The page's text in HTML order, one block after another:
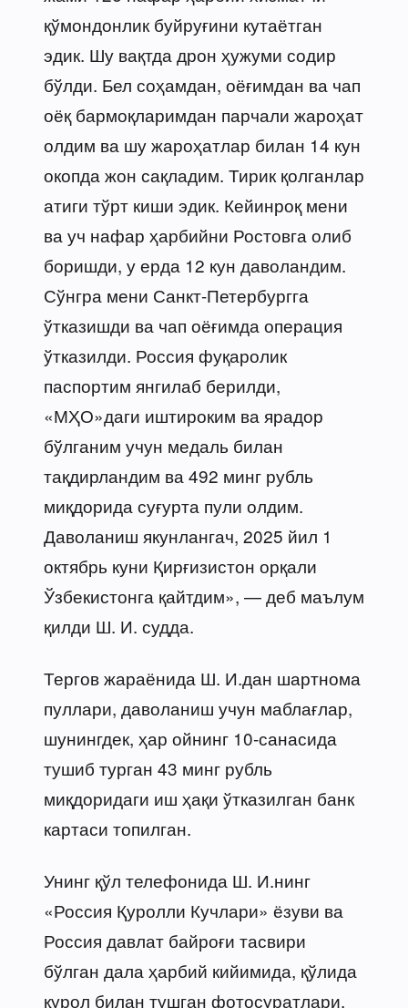
қўмондонлик буйруғини кутаётган
эдик. Шу вақтда дрон ҳужуми содир
бўлди. Бел соҳамдан, оёғимдан ва чап
оёқ бармоқларимдан парчали жароҳат
олдим ва шу жароҳатлар билан 14 кун
окопда жон сақладим. Тирик қолганлар
атиги тўрт киши эдик. Кейинроқ мени
ва уч нафар ҳарбийни Ростовга олиб
боришди, у ерда 12 кун даволандим.
Сўнгра мени Санкт-Петербургга
ўтказишди ва чап оёғимда операция
ўтказилди. Россия фуқаролик
паспортим янгилаб берилди,
«МҲО»даги иштироким ва ярадор
бўлганим учун медаль билан
тақдирландим ва 492 минг рубль
миқдорида суғурта пули олдим.
Даволаниш якунлангач, 2025 йил 1
октябрь куни Қирғизистон орқали
Ўзбекистонга қайтдим», — деб маълум
қилди Ш. И. судда.
Тергов жараёнида Ш. И.дан шартнома
пуллари, даволаниш учун маблағлар,
шунингдек, ҳар ойнинг 10-санасида
тушиб турган 43 минг рубль
миқдоридаги иш ҳақи ўтказилган банк
картаси топилган.
Унинг қўл телефонида Ш. И.нинг
«Россия Қуролли Кучлари» ёзуви ва
Россия давлат байроғи тасвири
бўлган дала ҳарбий кийимида, қўлида
қурол билан тушган фотосуратлари,